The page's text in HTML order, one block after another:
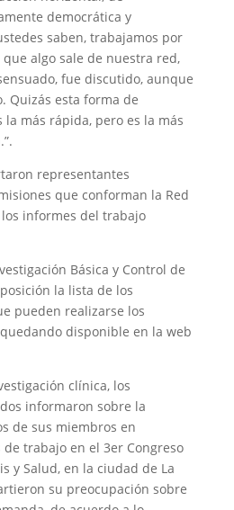
democrática y
saben, trabajamos por
que algo sale de nuestra red,
fue discutido, aunque
Quizás esta forma de
más rápida, pero es la más
representantes
que conforman la Red
informes del trabajo
Básica y Control de
la lista de los
pueden realizarse los
disponible en la web
clínica, los
informaron sobre la
de sus miembros en
de trabajo en el 3er Congreso
y Salud, en la ciudad de La
su preocupación sobre